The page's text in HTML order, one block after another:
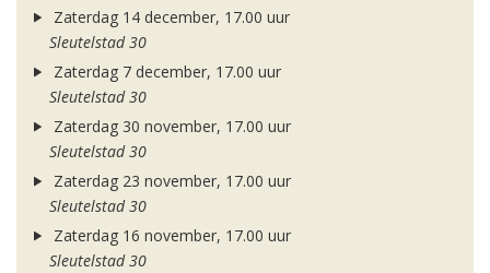
Zaterdag 14 december, 17.00 uur
Sleutelstad 30
Zaterdag 7 december, 17.00 uur
Sleutelstad 30
Zaterdag 30 november, 17.00 uur
Sleutelstad 30
Zaterdag 23 november, 17.00 uur
Sleutelstad 30
Zaterdag 16 november, 17.00 uur
Sleutelstad 30